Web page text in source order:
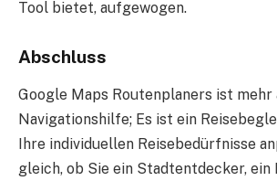
Tool bietet, aufgewogen.
Abschluss
Google Maps Routenplaners ist mehr
Navigationshilfe; Es ist ein
Ihre individuellen Reisebedürfnisse
gleich, ob Sie ein Stadtentdecker, ein